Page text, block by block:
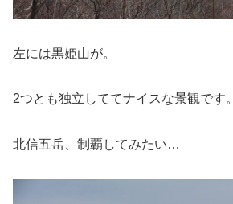
左には黒姫山が。
2つとも独立しててナイスな景観です。
北信五岳、制覇してみたい…